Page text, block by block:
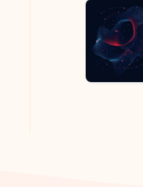
vers
Comment
artificielle
votre